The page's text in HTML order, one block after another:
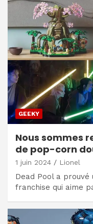
GEEKY
Nous sommes
de pop-corn
1 juin 2024 Lionel
Dead Pool a
franchise qui aime